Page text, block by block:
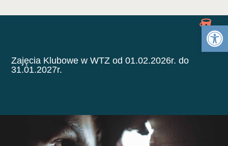
Zajęcia Klubowe w WTZ od 01.02.2026r. do
31.01.2027r.